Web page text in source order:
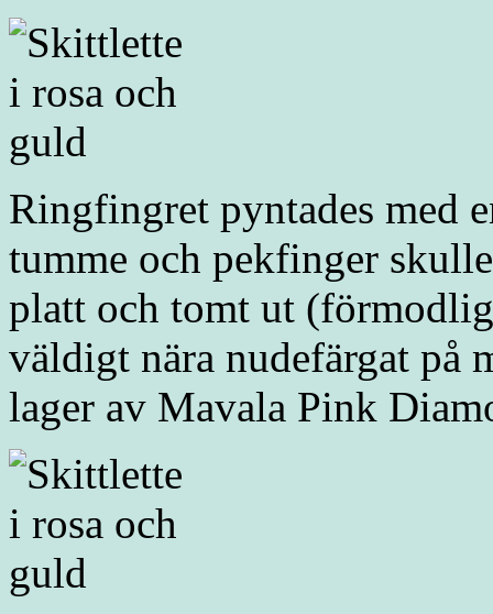
Ringfingret pyntades med
tumme och pekfinger
platt och tomt ut
väldigt nära nudefärgat på
lager av Mavala Pink